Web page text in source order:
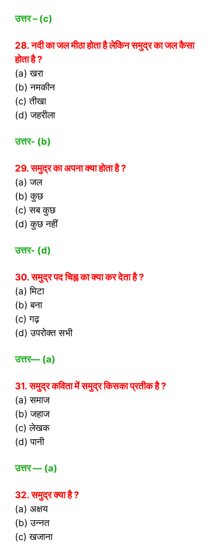
उत्तर – (c)
28. नदी का जल मीठा होता है लेकिन समुद्र का जल कैसा
होता है ?
(a) खरा
(b) नमकीन
(c) तीखा
(d) जहरीला
उत्तर- (b)
29. समुद्र का अपना क्या होता है ?
(a) जल
(b) कुछ
(c) सब कुछ
(d) कुछ नहीं
उत्तर- (d)
30. समुद्र पद चिह्न का क्या कर देता है ?
(a) मिटा
(b) बना
(c) गढ़
(d) उपरोक्त सभी
उत्तर— (a)
31. समुद्र कविता में समुद्र किसका प्रतीक है ?
(a) समाज
(b) जहाज
(c) लेखक
(d) पानी
उत्तर— (a)
32. समुद्र क्या है ?
(a) अक्षय
(b) उन्नत
(c) खजाना